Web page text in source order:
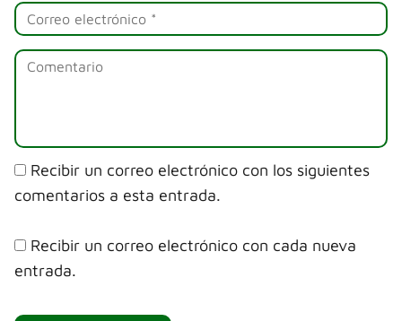
Recibir un correo electrónico con los siguientes
comentarios a esta entrada.
Recibir un correo electrónico con cada nueva
entrada.